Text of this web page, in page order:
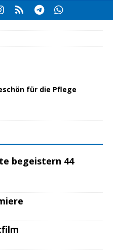
für die Pflege
begeistern 44